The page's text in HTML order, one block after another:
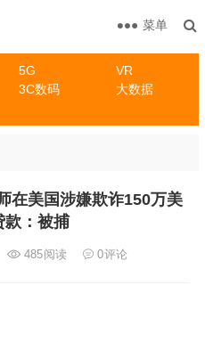
5G
VR
3C数码
大数据
菜单
在美国涉嫌欺诈150万美
款：被捕
485阅读 0评论